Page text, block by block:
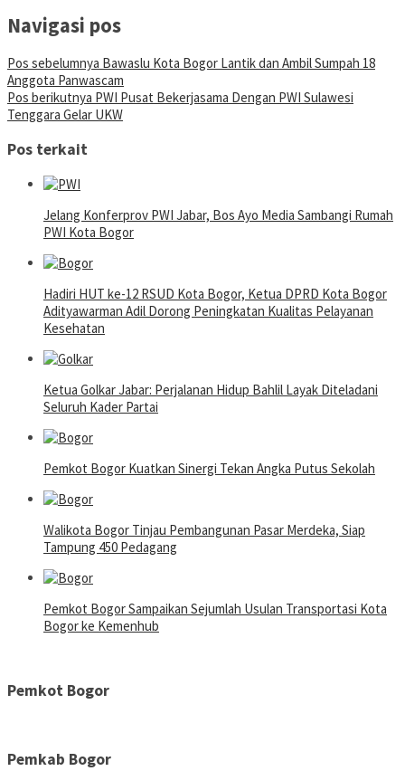
Navigasi pos
Pos sebelumnya Bawaslu Kota Bogor Lantik dan Ambil Sumpah 18
Anggota Panwascam
Pos berikutnya PWI Pusat Bekerjasama Dengan PWI Sulawesi
Tenggara Gelar UKW
Pos terkait
Jelang Konferprov PWI Jabar, Bos Ayo Media Sambangi Rumah
PWI Kota Bogor
Hadiri HUT ke-12 RSUD Kota Bogor, Ketua DPRD Kota Bogor
Adityawarman Adil Dorong Peningkatan Kualitas Pelayanan
Kesehatan
Ketua Golkar Jabar: Perjalanan Hidup Bahlil Layak Diteladani
Seluruh Kader Partai
Pemkot Bogor Kuatkan Sinergi Tekan Angka Putus Sekolah
Walikota Bogor Tinjau Pembangunan Pasar Merdeka, Siap
Tampung 450 Pedagang
Pemkot Bogor Sampaikan Sejumlah Usulan Transportasi Kota
Bogor ke Kemenhub
Pemkot Bogor
Pemkab Bogor